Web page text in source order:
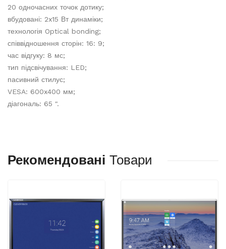
20 одночасних точок дотику;
вбудовані: 2x15 Вт динаміки;
технологія Optical bonding;
співвідношення сторін: 16: 9;
час відгуку: 8 мс;
тип підсвічування: LED;
пасивний стилус;
VESA: 600x400 мм;
діагональ: 65 ".
Рекомендовані Товари